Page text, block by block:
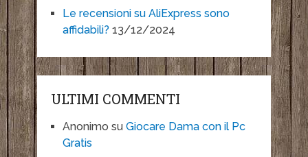
Le recensioni su AliExpress sono
affidabili? 13/12/2024
ULTIMI COMMENTI
Anonimo su Giocare Dama con il Pc
Gratis